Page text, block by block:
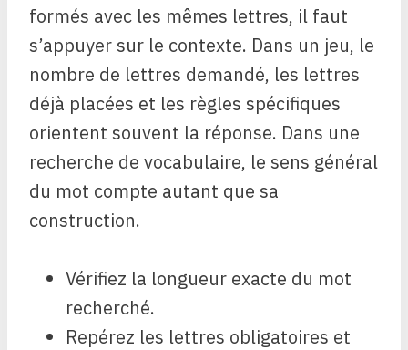
formés avec les mêmes lettres, il faut
s’appuyer sur le contexte. Dans un jeu, le
nombre de lettres demandé, les lettres
déjà placées et les règles spécifiques
orientent souvent la réponse. Dans une
recherche de vocabulaire, le sens général
du mot compte autant que sa
construction.
Vérifiez la longueur exacte du mot
recherché.
Repérez les lettres obligatoires et